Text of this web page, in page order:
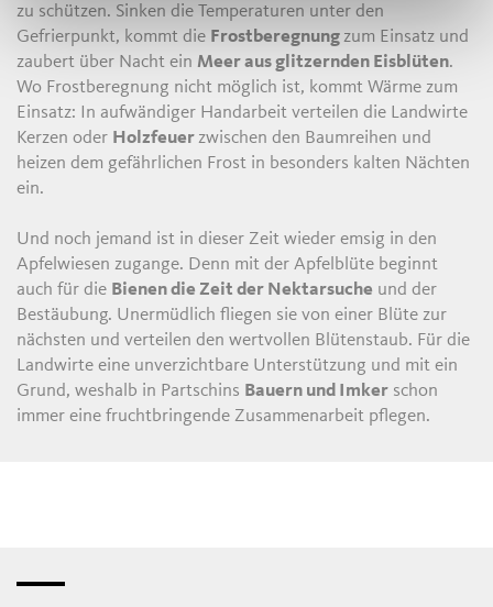
zu schützen. Sinken die Temperaturen unter den
Gefrierpunkt, kommt die Frostberegnungzum Einsatz und
zaubert über Nacht einMeer aus glitzernden Eisblüten.
Wo Frostberegnung nicht möglich ist, kommt Wärme zum
Einsatz: In aufwändiger Handarbeit verteilen die Landwirte
Kerzen oder Holzfeuerzwischen den Baumreihen und
heizen dem gefährlichen Frost in besonders kalten Nächten
ein.
Und noch jemand ist in dieser Zeit wieder emsig in den
Apfelwiesen zugange. Denn mit der Apfelblüte beginnt
auch für die Bienen die Zeit der Nektarsuche und der
Bestäubung. Unermüdlich fliegen sie von einer Blüte zur
nächsten und verteilen den wertvollen Blütenstaub. Für die
Landwirte eine unverzichtbare Unterstützung und mit ein
Grund, weshalb in Partschins Bauern und Imker schon
immer eine fruchtbringende Zusammenarbeit pflegen.